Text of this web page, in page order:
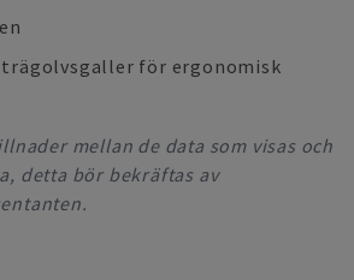
trägolvsgaller för ergonomisk
mellan de data som visas och
detta bör bekräftas av